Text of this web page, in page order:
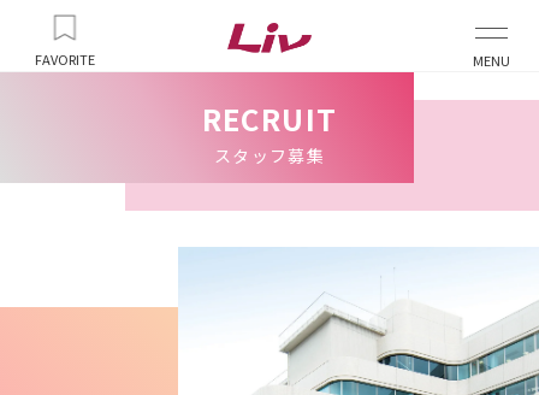
FAVORITE MENU
RECRUIT
スタッフ募集